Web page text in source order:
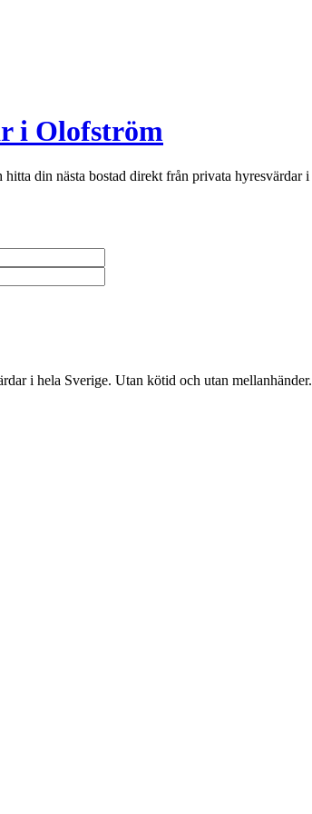
i Olofström
din nästa bostad direkt från privata hyresvärdar i
i hela Sverige. Utan kötid och utan mellanhänder.